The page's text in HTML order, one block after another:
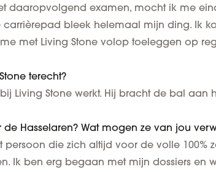
daaropvolgend examen, mocht ik me
bleek helemaal mijn ding. Ik
met Living Stone volop toeleggen op
terecht?
Living Stone werkt. Hij bracht de bal
Hasselaren? Wat mogen ze van jou
persoon die zich altijd voor de volle 100%
Ik ben erg begaan met mijn dossiers en